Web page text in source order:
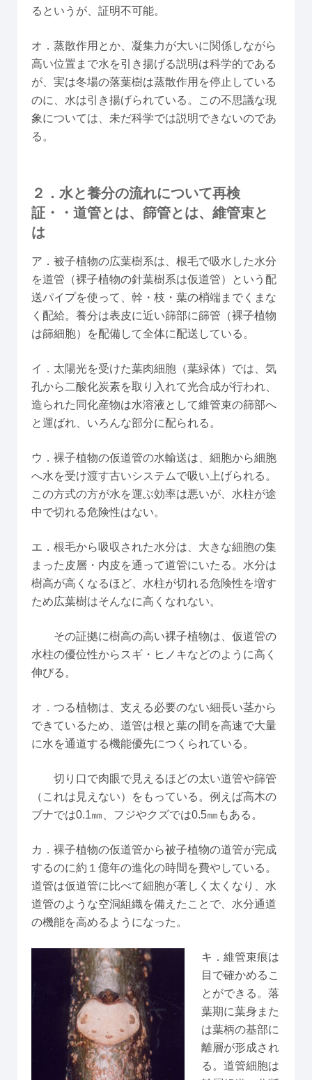
るというが、証明不可能。
オ．蒸散作用とか、凝集力が大いに関係しながら
高い位置まで水を引き揚げる説明は科学的である
が、実は冬場の落葉樹は蒸散作用を停止している
のに、水は引き揚げられている。この不思議な現
象については、未だ科学では説明できないのであ
る。
２．水と養分の流れについて再検
証・・道管とは、篩管とは、維管束と
は
ア．被子植物の広葉樹系は、根毛で吸水した水分
を道管（裸子植物の針葉樹系は仮道管）という配
送パイプを使って、幹・枝・葉の梢端までくまな
く配給。養分は表皮に近い篩部に篩管（裸子植物
は篩細胞）を配備して全体に配送している。
イ．太陽光を受けた葉肉細胞（葉緑体）では、気
孔から二酸化炭素を取り入れて光合成が行われ、
造られた同化産物は水溶液として維管束の篩部へ
と運ばれ、いろんな部分に配られる。
ウ．裸子植物の仮道管の水輸送は、細胞から細胞
へ水を受け渡す古いシステムで吸い上げられる。
この方式の方が水を運ぶ効率は悪いが、水柱が途
中で切れる危険性はない。
エ．根毛から吸収された水分は、大きな細胞の集
まった皮層・内皮を通って道管にいたる。水分は
樹高が高くなるほど、水柱が切れる危険性を増す
ため広葉樹はそんなに高くなれない。
その証拠に樹高の高い裸子植物は、仮道管の
水柱の優位性からスギ・ヒノキなどのように高く
伸びる。
オ．つる植物は、支える必要のない細長い茎から
できているため、道管は根と葉の間を高速で大量
に水を通道する機能優先につくられている。
切り口で肉眼で見えるほどの太い道管や篩管
（これは見えない）をもっている。例えば高木の
ブナでは0.1㎜、フジやクズでは0.5㎜もある。
カ．裸子植物の仮道管から被子植物の道管が完成
するのに約１億年の進化の時間を費やしている。
道管は仮道管に比べて細胞が著しく太くなり、水
道管のような空洞組織を備えたことで、水分通道
の機能を高めるようになった。
キ．維管束痕は
目で確かめるこ
とができる。落
葉期に葉身また
は葉柄の基部に
離層が形成され
る。道管細胞は